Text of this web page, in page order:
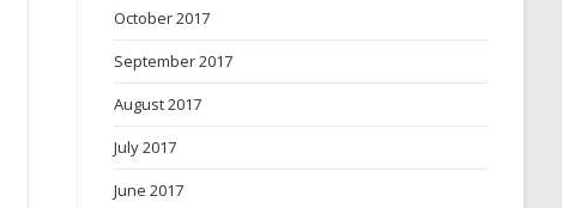
October 2017
September 2017
August 2017
July 2017
June 2017